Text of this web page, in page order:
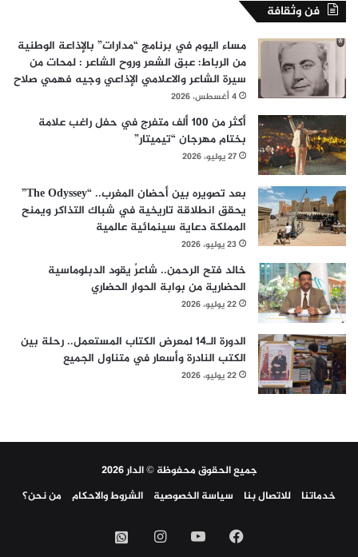
فن وثقافة
مساء اليوم في برنامج “مدارات” بالإذاعة الوطنية
من الرباط: عبق الشعر وروح الشاعر : لمحات من
سيرة الشاعر والاعلامي الإذاعي وجيه فهمي صلاح
4 أغسطس، 2026
أكثر من 100 ألف متفرج في حفل راغب علامة
بختام مهرجان “تيميتار”
27 يوليو، 2026
بعد تصويره بين أحضان المغرب.. “The Odyssey”
يحقق انطلاقة تاريخية في شباك التذاكر ويمنح
المملكة دعاية سينمائية عالمية
23 يوليو، 2026
خالد فتح الرحمن.. شاعرٌ يقود الدبلوماسية
الحضارية من بوابة الحوار الحضاري
22 يوليو، 2026
الدورة الـ14 لمعرض الكتاب المستعمل.. رحلة بين
الكتب النادرة وأسعار في متناول الجميع
22 يوليو، 2026
جميع الحقوق محفوظة © الدار 2026
خدماتنا
للاتصال بنا سياسة الخصوصية الشروط والاحكام من نحن؟
فيسبوك‫YouTubeانستقرامواتساب